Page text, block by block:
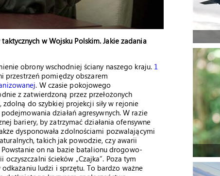
w Wojsku Polskim. Jakie zadania
obrony wschodniej ściany naszego kraju. 1
przestrzeń pomiędzy obszarem
. W czasie pokojowego
z zatwierdzoną przez przełożonych
do szybkiej projekcji siły w rejonie
działań agresywnych. W razie
bariery, by zatrzymać działania ofensywne
dysponowała zdolnościami pozwalającymi
takich jak powodzie, czy awarii
Powstanie on na bazie batalionu drogowo-
ścieków „Czajka”. Poza tym
ludzi i sprzętu. To bardzo ważne